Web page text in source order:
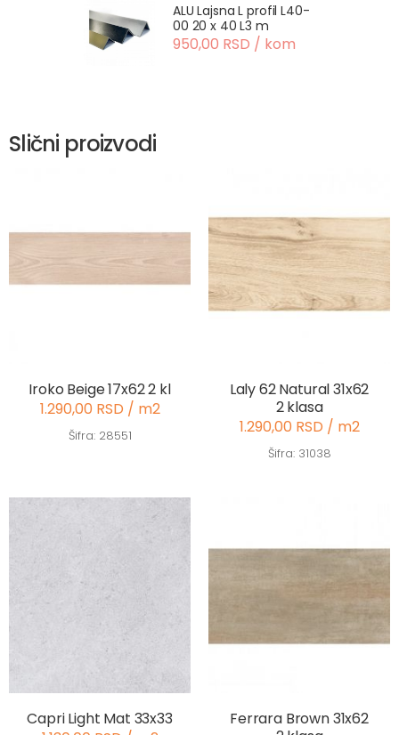
ALU Lajsna L profil L40-
00 20 x 40 L3 m
950,00 RSD / kom
Slični proizvodi
Iroko Beige 17x62 2 kl
1.290,00 RSD / m2
Šifra: 28551
Laly 62 Natural 31x62
2 klasa
1.290,00 RSD / m2
Šifra: 31038
Capri Light Mat 33x33
Ferrara Brown 31x62